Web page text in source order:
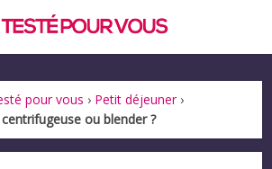
pour vous › Petit déjeuner›
ou blender ?